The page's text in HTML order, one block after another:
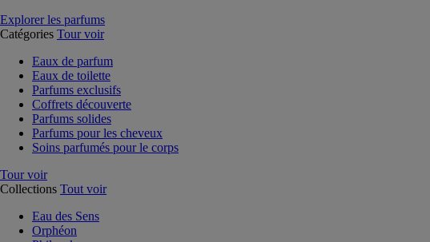
Explorer les parfums
Catégories Tour voir
Eaux de parfum
Eaux de toilette
Parfums exclusifs
Coffrets découverte
Parfums solides
Parfums pour les cheveux
Soins parfumés pour le corps
Tour voir
Collections Tout voir
Eau des Sens
Orphéon